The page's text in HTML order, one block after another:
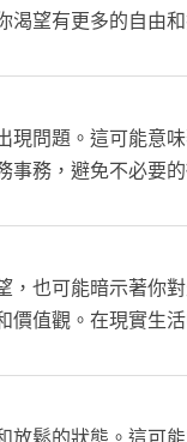
渴望有更多的自由
現問題。這可能意
事務，避免不必要
，也可能暗示著你
值觀。在現實生
放鬆的狀態。這可